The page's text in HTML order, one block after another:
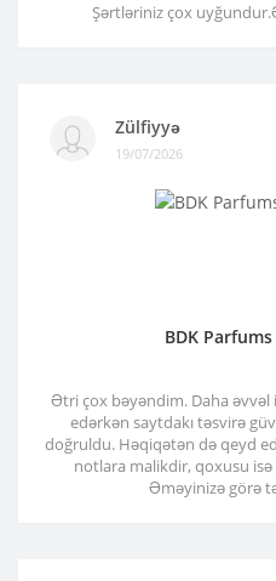
Şərtləriniz çox
Zülfiyyə
19/07/2026
BDK
Ətri çox bəyəndim. Daha
edərkən saytdakı təsvirə
doğruldu. Həqiqətən də qeyd
notlara malikdir, qoxusu
Əməyinizə görə